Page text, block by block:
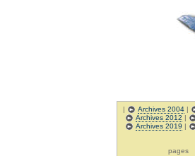
| Archives 2004 |
Archives 2012 |
Archives 2019 |
pages